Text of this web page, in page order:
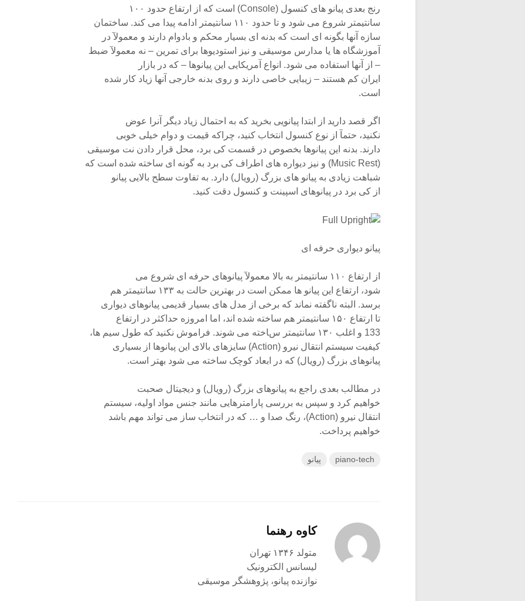
رنج بعدی پیانو های کنسول (Console) است که از ارتفاع حدود ۱۰۰
سانتیمتر شروع می شود و تا حدود ۱۱۰ سانتیمتر ادامه پیدا می کند. ساختمان
سازه آنها بگونه ای است که بدنه ای بسیار محکم و بادوام دارند و معمولآ در
آموزشگاه ها یا مدارس موسیقی و نیز استودیوها برای تمرین – نه معمولآ ضبط
– از آنها استفاده می شود. انواع آمریکایی این پیانوها – که در بازار
ایران کم هستند – زیبایی خاصی دارند و روی بدنه خارجی آنها زیاد کار شده
است.
اگر قصد دارید از ابتدا پیانویی بخرید که به احتمال زیاد دیگر آنرا عوض
نکنید، حتمآ از نوع کنسول انتخاب کنید، چراکه قیمت و دوام خیلی خوبی
دارند. بدنه این پیانوها بخصوص در قسمت کی برد، محل قرار دادن نت موسیقی
(Music Rest) و نیز دیواره های اطراف کی برد به گونه ای ساخته شده است که
شباهت زیادی به پیانو های بزرگ (رویال) دارد. به تفاوت سطح بالایی پیانو
از کی برد در پیانوهای اسپینت و کنسول دقت کنید.
پیانو دیواری حرفه ای
از ارتفاع ۱۱۰ سانتیمتر به بالا معمولآ پیانوهای حرفه ای شروع می
شود، ارتفاع این پیانو ها ممکن است در بهترین حالت به ۱۳۳ سانتیمتر هم
برسد. البته ناگفته نماند که برخی از مدل های بسیار قدیمی پیانوهای دیواری
تا ارتفاع ۱۵۰ سانتیمتر هم ساخته شده اند، اما امروزه حداکثر در ارتفاع
133 و اغلب ۱۳۰ سانتیمتر ساخته می شوند. فراموش نکنید که طول سیم ها،
کیفیت سیستم انتقال نیرو (Action) سایزهای بالای این پیانوها از بسیاری
پیانوهای بزرگ (رویال) که در ابعاد کوچک ساخته می شود بهتر است.
در مطالب بعدی راجع به پیانوهای بزرگ (رویال) و دیجیتال صحبت
خواهیم کرد و سپس به بررسی پارامترهایی مانند جنس مواد اولیه، سیستم
انتقال نیرو (Action)، رنگ صدا و … که در انتخاب ساز می تواند مهم باشد
خواهیم پرداخت.
piano-tech پیانو
کاوه رهنما
متولد ۱۳۴۶ تهران
لیسانس الکترونیک
نوازنده پیانو، پژوهشگر موسیقی